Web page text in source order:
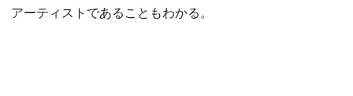
アーティストであることもわかる。